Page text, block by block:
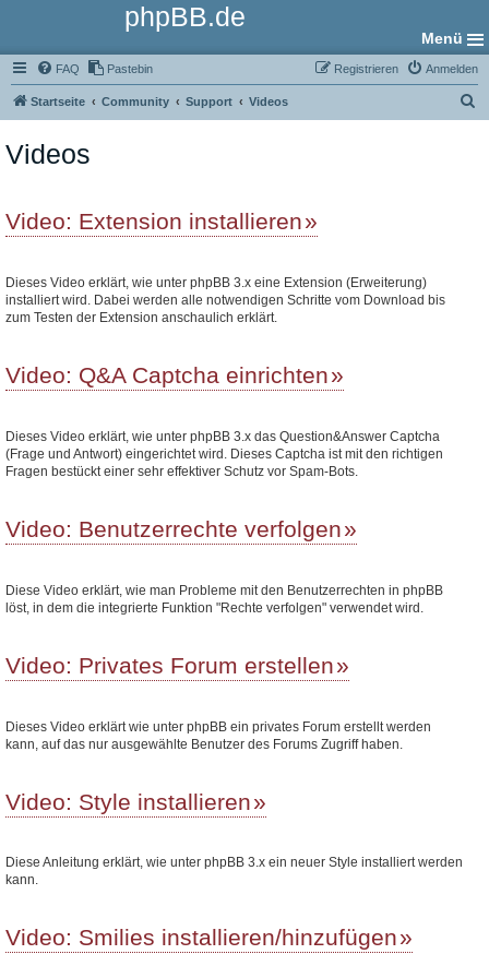
phpBB.de
Menü
FAQ Pastebin Anmelden
Registrieren
Startseite Community Support Videos
Videos
Video: Extension installieren
Dieses Video erklärt, wie unter phpBB 3.x eine Extension (Erweiterung)
installiert wird. Dabei werden alle notwendigen Schritte vom Download bis
zum Testen der Extension anschaulich erklärt.
Video: Q&A Captcha einrichten
Dieses Video erklärt, wie unter phpBB 3.x das Question&Answer Captcha
(Frage und Antwort) eingerichtet wird. Dieses Captcha ist mit den richtigen
Fragen bestückt einer sehr effektiver Schutz vor Spam-Bots.
Video: Benutzerrechte verfolgen
Diese Video erklärt, wie man Probleme mit den Benutzerrechten in phpBB
löst, in dem die integrierte Funktion "Rechte verfolgen" verwendet wird.
Video: Privates Forum erstellen
Dieses Video erklärt wie unter phpBB ein privates Forum erstellt werden
kann, auf das nur ausgewählte Benutzer des Forums Zugriff haben.
Video: Style installieren
Diese Anleitung erklärt, wie unter phpBB 3.x ein neuer Style installiert werden
kann.
Video: Smilies installieren/hinzufügen